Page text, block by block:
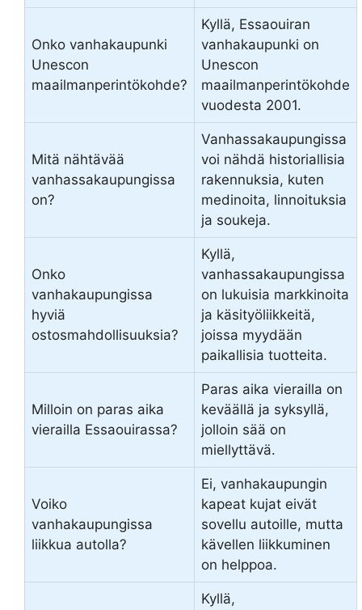
Onko vanhakaupunki
Unescon
maailmanperintökohde?
Kyllä, Essaouiran
vanhakaupunki on
Unescon
maailmanperintökohde
vuodesta 2001.
Mitä nähtävää
vanhassakaupungissa
on?
Vanhassakaupungissa
voi nähdä historiallisia
rakennuksia, kuten
medinoita, linnoituksia
ja soukeja.
Onko
vanhakaupungissa
hyviä
ostosmahdollisuuksia?
Kyllä,
vanhassakaupungissa
on lukuisia markkinoita
ja käsityöliikkeitä,
joissa myydään
paikallisia tuotteita.
Milloin on paras aika
vierailla Essaouirassa?
Paras aika vierailla on
keväällä ja syksyllä,
jolloin sää on
miellyttävä.
Voiko
vanhakaupungissa
liikkua autolla?
Ei, vanhakaupungin
kapeat kujat eivät
sovellu autoille, mutta
kävellen liikkuminen
on helppoa.
Kyllä,